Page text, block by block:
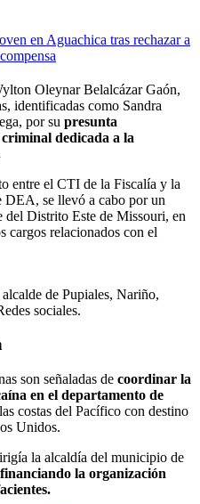
en Aguachica tras rechazar a
Oleynar Belalcázar Gaón,
identificadas como Sandra
por su presunta
dedicada a la
entre el CTI de la Fiscalía y la
DEA, se llevó a cabo por un
Distrito Este de Missouri, en
cargos relacionados con el
de Pupiales, Nariño,
sociales.
son señaladas de coordinar la
en el departamento de
costas del Pacífico con destino
Unidos.
la alcaldía del municipio de
la organización